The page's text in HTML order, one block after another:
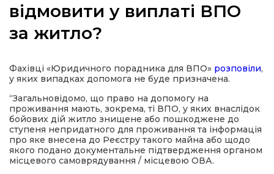
політика
місія
відмовити у виплаті ВПО
за житло?
Фахівці «Юридичного порадника для ВПО» розповіли,
у яких випадках допомога не буде призначена.
“Загальновідомо, що право на допомогу на
проживання мають, зокрема, ті ВПО, у яких внаслідок
бойових дій житло знищене або пошкоджене до
ступеня непридатного для проживання та інформація
про яке внесена до Реєстру такого майна або щодо
якого подано документальне підтвердження органом
місцевого самоврядування / місцевою ОВА.